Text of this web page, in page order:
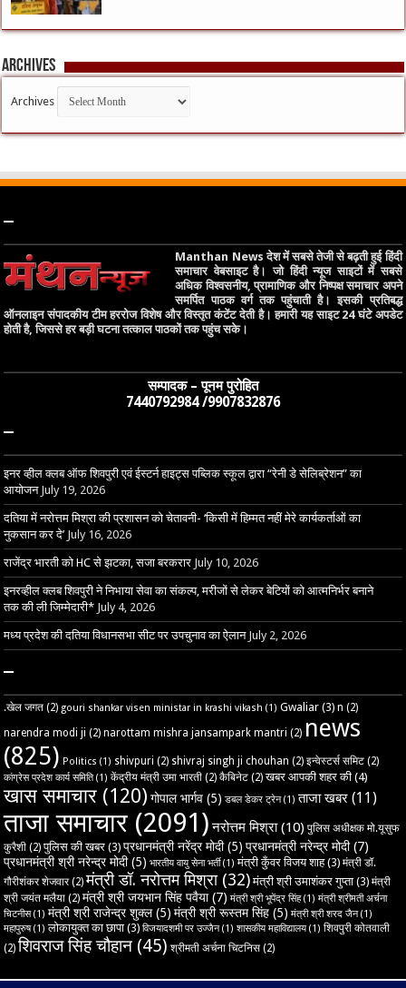
Archives
Archives
–
Manthan News देश में सबसे तेजी से बढ़ती हुई हिंदी
समाचार वेबसाइट है। जो हिंदी न्यूज साइटों में सबसे
अधिक विश्वसनीय, प्रामाणिक और निष्पक्ष समाचार अपने
समर्पित पाठक वर्ग तक पहुंचाती है। इसकी प्रतिबद्ध
ऑनलाइन संपादकीय टीम हररोज विशेष और विस्तृत कंटेंट देती है। हमारी यह साइट 24 घंटे अपडेट
होती है, जिससे हर बड़ी घटना तत्काल पाठकों तक पहुंच सके।
सम्पादक – पूनम पुरोहित
7440792984 /9907832876
–
इनर व्हील क्लब ऑफ शिवपुरी एवं ईस्टर्न हाइट्स पब्लिक स्कूल द्वारा “रेनी डे सेलिब्रेशन” का
आयोजन July 19, 2026
दतिया में नरोत्तम मिश्रा की प्रशासन को चेतावनी- ‘किसी में हिम्मत नहीं मेरे कार्यकर्ताओं का
नुकसान कर दे’ July 16, 2026
राजेंद्र भारती को HC से झटका, सजा बरकरार July 10, 2026
इनरव्हील क्लब शिवपुरी ने निभाया सेवा का संकल्प, मरीजों से लेकर बेटियों को आत्मनिर्भर बनाने
तक की ली जिम्मेदारी* July 4, 2026
मध्य प्रदेश की दतिया विधानसभा सीट पर उपचुनाव का ऐलान July 2, 2026
–
.खेल जगत (2) gouri shankar visen ministar in krashi vikash (1) Gwaliar (3) n (2)
narendra modi ji (2) narottam mishra jansampark mantri (2) news
(825) Politics (1) shivpuri (2) shivraj singh ji chouhan (2) इन्वेस्टर्स समिट (2)
कांग्रेस प्रदेश कार्य समिति(1) केंद्रीय मंत्री उमा भारती (2) कैबिनेट (2) खबर आपकी शहर की (4)
खास समाचार (120) गोपाल भार्गव (5) डबल डेकर ट्रेन(1) ताजा खबर (11)
ताजा समाचार (2091) नरोत्तम मिश्रा(10) पुलिस अधीक्षक मो.यूसुफ
कुरैशी (2) पुलिस की खबर (3) प्रधानमंत्री नरेंद्र मोदी(5) प्रधानमंत्री नरेन्द्र मोदी(7)
प्रधानमंत्री श्री नरेन्द्र मोदी(5) भारतीय वायु सेना भर्ती(1) मंत्री कुँवर विजय शाह(3) मंत्री डॉ.
गौरीशंकर शेजवार(2) मंत्री डॉ. नरोत्तम मिश्रा(32) मंत्री श्री उमाशंकर गुप्ता (3) मंत्री
श्री जयंत मलैया (2) मंत्री श्री जयभान सिंह पवैया(7) मंत्री श्री भूपेंद्र सिंह(1) मंत्री श्रीमती अर्चना
चिटनीस(1) मंत्री श्री राजेन्द्र शुक्ल(5) मंत्री श्री रूस्तम सिंह (5) मंत्री श्री शरद जैन(1)
महापुरुष(1) लोकायुक्त का छापा (3) विजयादशमी पर उज्‍जैन(1) शासकीय महाविद्यालय(1) शिवपुरी कोतवाली
(2) शिवराज सिंह चौहान (45) श्रीमती अर्चना चिटनिस (2)